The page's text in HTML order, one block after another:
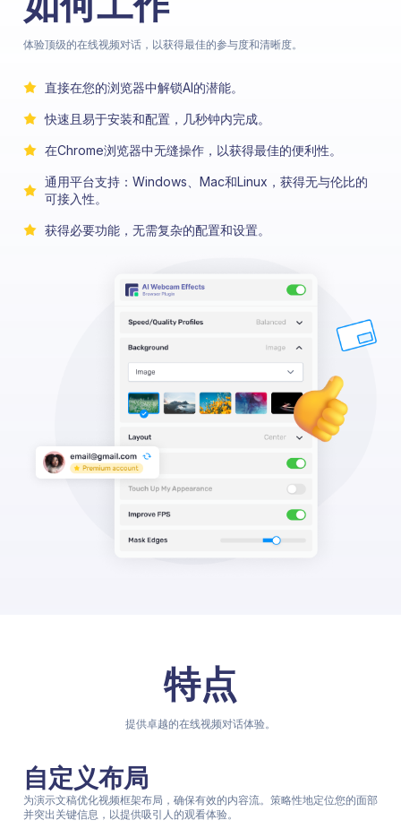
体验顶级的在线视频对话，以获得最佳的参与度和清晰度。
直接在您的浏览器中解锁AI的潜能。
快速且易于安装和配置，几秒钟内完成。
在Chrome浏览器中无缝操作，以获得最佳的便利性。
通用平台支持：Windows、Mac和Linux，获得无与伦比的
可接入性。
获得必要功能，无需复杂的配置和设置。
特点
提供卓越的在线视频对话体验。
自定义布局
为演示文稿优化视频框架布局，确保有效的内容流。策略性地定位您的面部
并突出关键信息，以提供吸引人的观看体验。